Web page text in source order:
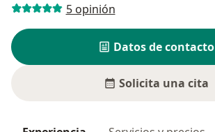
5 opinión
Datos de contacto
Solicita una cita